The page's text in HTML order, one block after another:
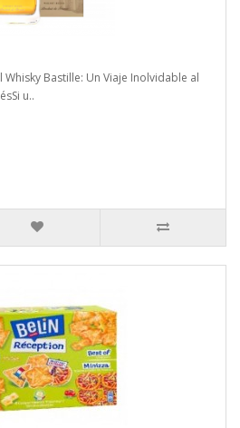
Whisky Bastille: Un Viaje Inolvidable al
u..